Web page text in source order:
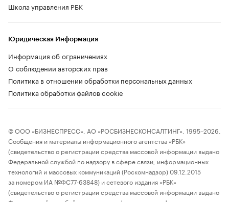
Школа управления РБК
Юридическая Информация
Информация об ограничениях
О соблюдении авторских прав
Политика в отношении обработки персональных данных
Политика обработки файлов cookie
© ООО «БИЗНЕСПРЕСС», АО «РОСБИЗНЕСКОНСАЛТИНГ», 1995–2026.
Сообщения и материалы информационного агентства «РБК»
(свидетельство о регистрации средства массовой информации выдано
Федеральной службой по надзору в сфере связи, информационных
технологий и массовых коммуникаций (Роскомнадзор) 09.12.2015
за номером ИА №ФС77-63848) и сетевого издания «РБК»
(свидетельство о регистрации средства массовой информации выдано